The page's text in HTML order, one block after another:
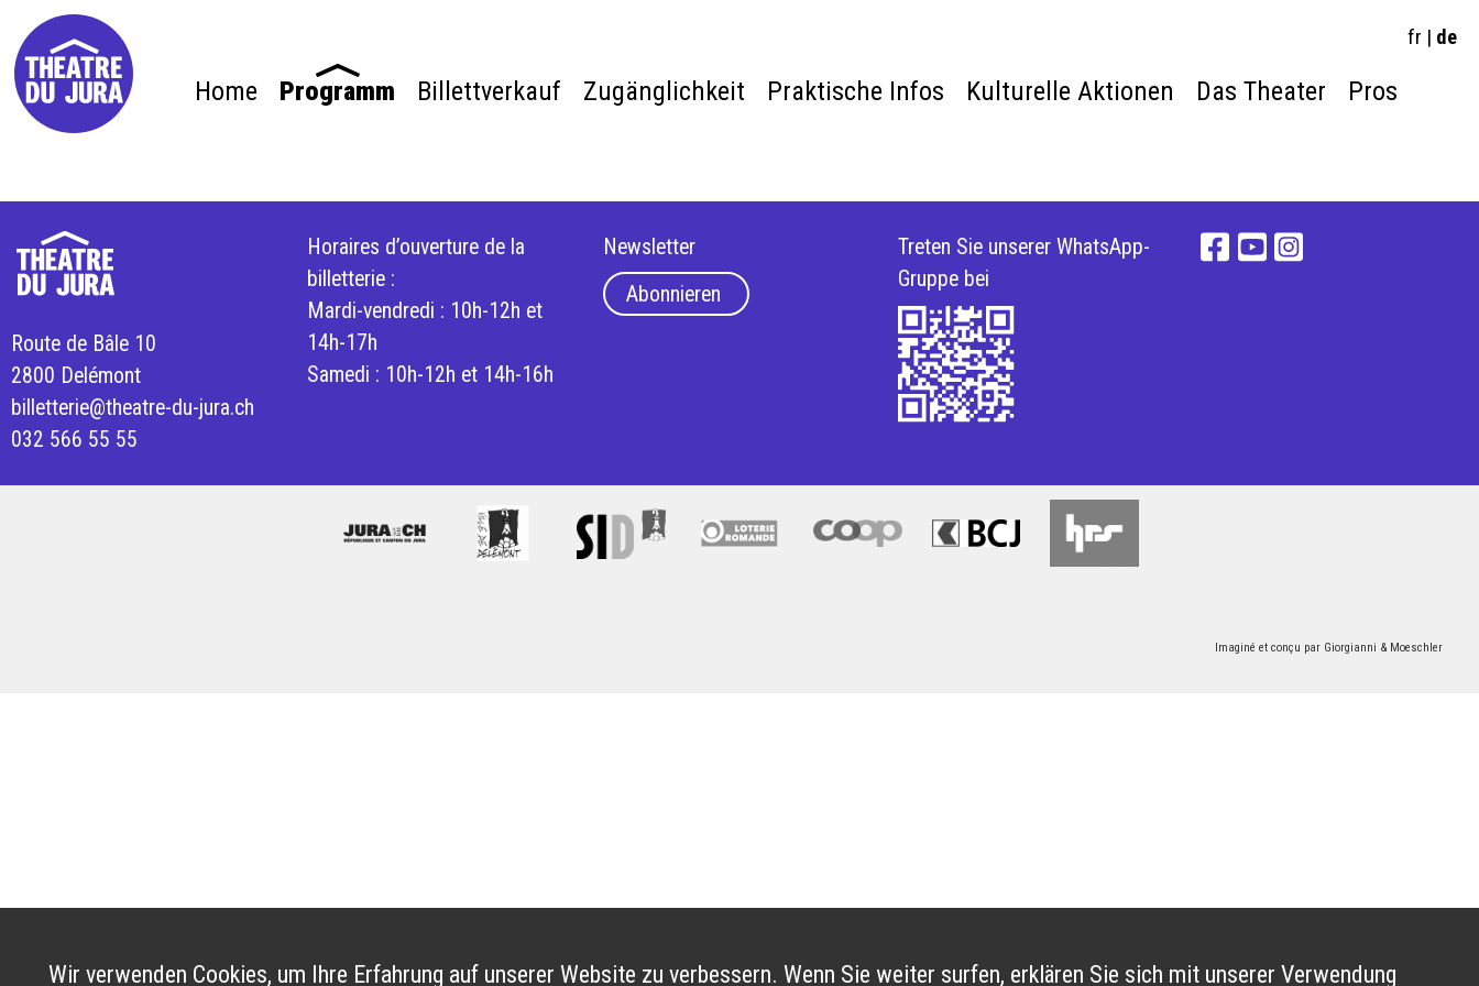
fr | de
Home Programm Billettverkauf Zugänglichkeit Praktische Infos Kulturelle Aktionen Das Theater Pros
Route de Bâle 10
2800 Delémont
billetterie@theatre-du-jura.ch
032 566 55 55
Horaires d’ouverture de la
billetterie :
Mardi-vendredi : 10h-12h et
14h-17h
Samedi : 10h-12h et 14h-16h
Newsletter
Abonnieren
Treten Sie unserer WhatsApp-
Gruppe bei
Imaginé et conçu par Giorgianni & Moeschler
Wir verwenden Cookies, um Ihre Erfahrung auf unserer Website zu verbessern. Wenn Sie weiter surfen, erklären Sie sich mit unserer Verwendung